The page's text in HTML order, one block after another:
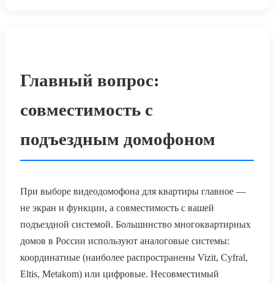
Главный вопрос:
совместимость с
подъездным домофоном
При выборе видеодомофона для квартиры главное —
не экран и функции, а совместимость с вашей
подъездной системой. Большинство многоквартирных
домов в России используют аналоговые системы:
координатные (наиболее распространены Vizit, Cyfral,
Eltis, Metakom) или цифровые. Несовместимый